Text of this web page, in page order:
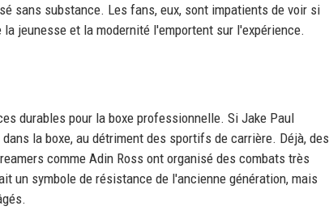
sans substance. Les fans, eux, sont impatients de voir si
jeunesse et la modernité l'emportent sur l'expérience.
durables pour la boxe professionnelle. Si Jake Paul
la boxe, au détriment des sportifs de carrière. Déjà, des
comme Adin Ross ont organisé des combats très
un symbole de résistance de l'ancienne génération, mais